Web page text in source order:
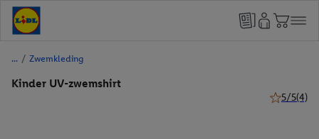
/ Zwemkleding
Kinder UV-zwemshirt
5/5(4)